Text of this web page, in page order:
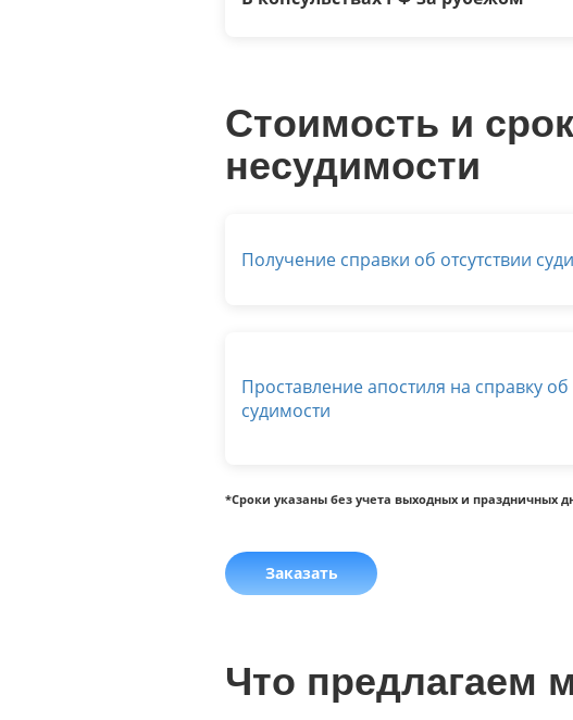
Стоимость и
несудимости
Получение справки об отсутствии
Проставление апостиля на справку об
судимости
*Сроки указаны без учета выходных и праздничных
Заказать
Что предлагаем